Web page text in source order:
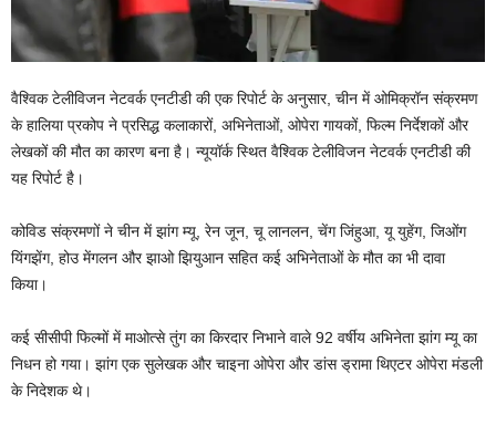
वैश्विक टेलीविजन नेटवर्क एनटीडी की एक रिपोर्ट के अनुसार, चीन में ओमिक्रॉन संक्रमण
के हालिया प्रकोप ने प्रसिद्ध कलाकारों, अभिनेताओं, ओपेरा गायकों, फिल्म निर्देशकों और
लेखकों की मौत का कारण बना है। न्यूयॉर्क स्थित वैश्विक टेलीविजन नेटवर्क एनटीडी की
यह रिपोर्ट है।
कोविड संक्रमणों ने चीन में झांग म्यू, रेन जून, चू लानलन, चेंग जिंहुआ, यू युहेंग, जिओंग
यिंगझेंग, होउ मेंगलन और झाओ झियुआन सहित कई अभिनेताओं के मौत का भी दावा
किया।
कई सीसीपी फिल्मों में माओत्से तुंग का किरदार निभाने वाले 92 वर्षीय अभिनेता झांग म्यू का
निधन हो गया। झांग एक सुलेखक और चाइना ओपेरा और डांस ड्रामा थिएटर ओपेरा मंडली
के निदेशक थे।